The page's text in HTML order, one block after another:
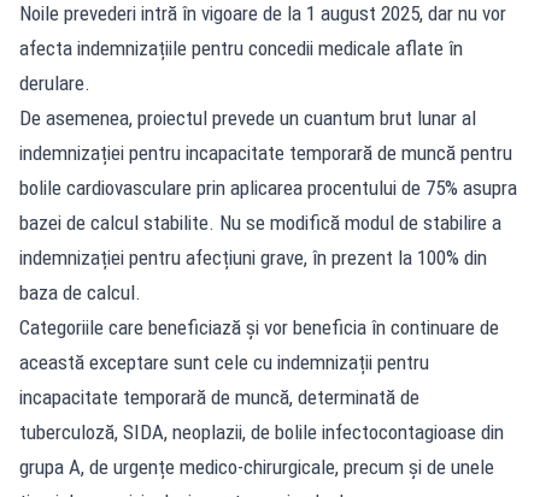
Noile prevederi intră în vigoare de la 1 august 2025, dar nu vor
afecta indemnizațiile pentru concedii medicale aflate în
derulare.
De asemenea, proiectul prevede un cuantum brut lunar al
indemnizației pentru incapacitate temporară de muncă pentru
bolile cardiovasculare prin aplicarea procentului de 75% asupra
bazei de calcul stabilite. Nu se modifică modul de stabilire a
indemnizației pentru afecțiuni grave, în prezent la 100% din
baza de calcul.
Categoriile care beneficiază și vor beneficia în continuare de
această exceptare sunt cele cu indemnizații pentru
incapacitate temporară de muncă, determinată de
tuberculoză, SIDA, neoplazii, de bolile infectocontagioase din
grupa A, de urgențe medico-chirurgicale, precum și de unele